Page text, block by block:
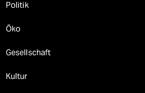
Politik
Öko
Gesellschaft
Kultur